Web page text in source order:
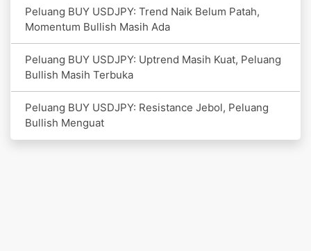
Peluang BUY USDJPY: Trend Naik Belum Patah,
Momentum Bullish Masih Ada
Peluang BUY USDJPY: Uptrend Masih Kuat, Peluang
Bullish Masih Terbuka
Peluang BUY USDJPY: Resistance Jebol, Peluang
Bullish Menguat